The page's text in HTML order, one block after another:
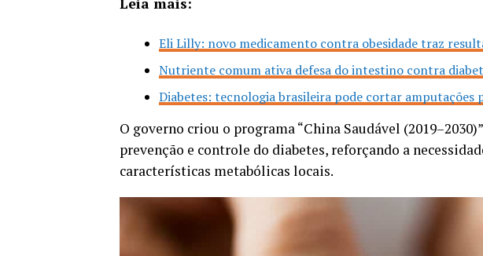
Eli Lilly: novo medicamento contra obesidade traz
Nutriente comum ativa defesa do intestino contra
Diabetes: tecnologia brasileira pode cortar amputações
O governo criou o programa “China Saudável
prevenção e controle do diabetes, reforçando a
características metabólicas locais.